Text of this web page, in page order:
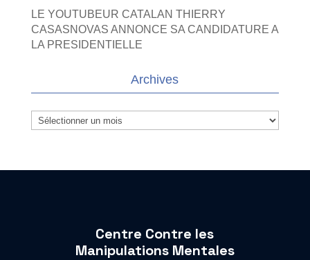
LE YOUTUBEUR CATALAN THIERRY
CASASNOVAS ANNONCE SA CANDIDATURE A
LA PRESIDENTIELLE
Archives
Archives
Centre Contre les
Manipulations Mentales